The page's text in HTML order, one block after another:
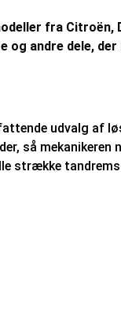
fra
andre dele,
udvalg af
så
strække